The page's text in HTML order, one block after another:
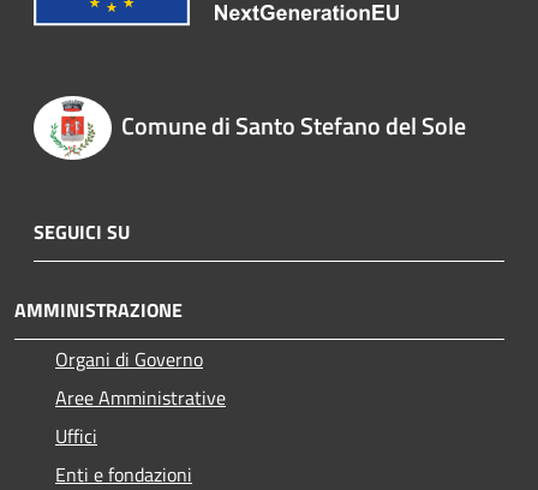
Comune di Santo Stefano del Sole
SEGUICI SU
AMMINISTRAZIONE
Organi di Governo
Aree Amministrative
Uffici
Enti e fondazioni